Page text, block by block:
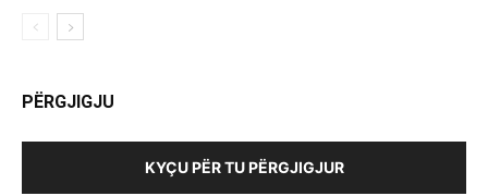
PËRGJIGJU
KYÇU PËR TU PËRGJIGJUR